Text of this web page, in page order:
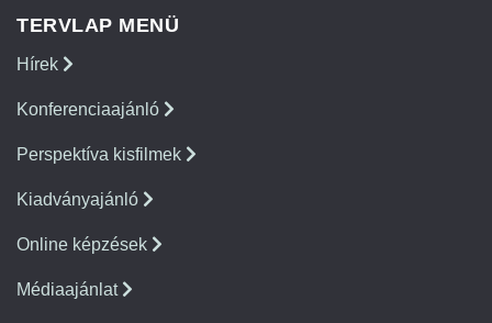
TERVLAP MENÜ
Hírek
Konferenciaajánló
Perspektíva kisfilmek
Kiadványajánló
Online képzések
Médiaajánlat